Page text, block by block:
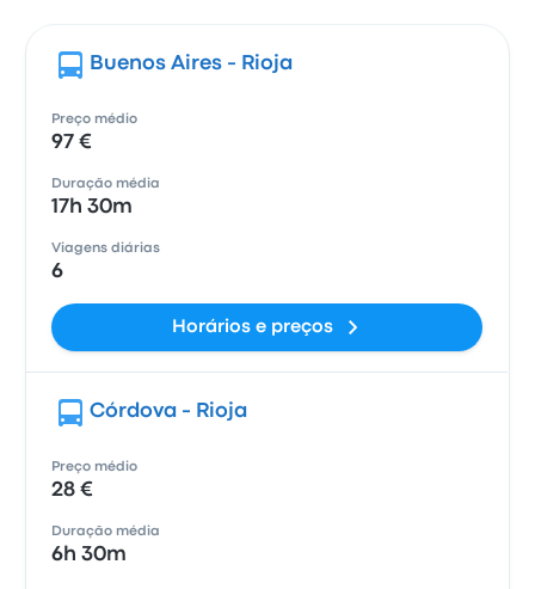
Buenos Aires - Rioja
Preço médio
97 €
Duração média
17h 30m
Viagens diárias
6
Horários e preços
Córdova - Rioja
Preço médio
28 €
Duração média
6h 30m